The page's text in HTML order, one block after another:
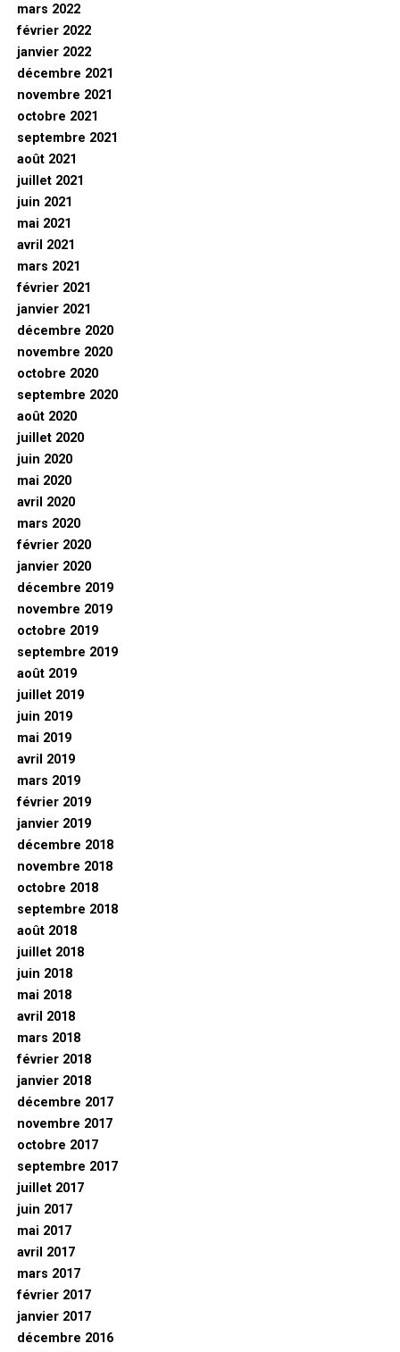
mars 2022
février 2022
janvier 2022
décembre 2021
novembre 2021
octobre 2021
septembre 2021
août 2021
juillet 2021
juin 2021
mai 2021
avril 2021
mars 2021
février 2021
janvier 2021
décembre 2020
novembre 2020
octobre 2020
septembre 2020
août 2020
juillet 2020
juin 2020
mai 2020
avril 2020
mars 2020
février 2020
janvier 2020
décembre 2019
novembre 2019
octobre 2019
septembre 2019
août 2019
juillet 2019
juin 2019
mai 2019
avril 2019
mars 2019
février 2019
janvier 2019
décembre 2018
novembre 2018
octobre 2018
septembre 2018
août 2018
juillet 2018
juin 2018
mai 2018
avril 2018
mars 2018
février 2018
janvier 2018
décembre 2017
novembre 2017
octobre 2017
septembre 2017
juillet 2017
juin 2017
mai 2017
avril 2017
mars 2017
février 2017
janvier 2017
décembre 2016